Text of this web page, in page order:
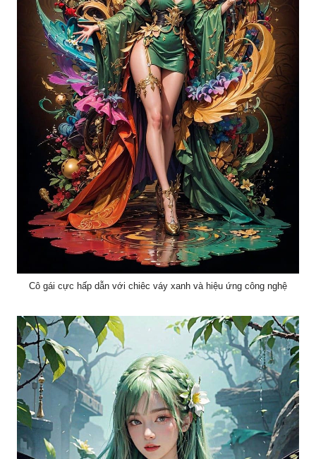
Cô gái cực hấp dẫn với chiêc váy xanh và hiệu ứng công nghệ